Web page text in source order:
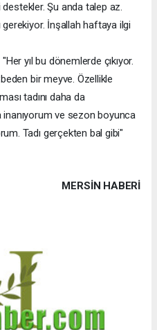
Şu anda talep az.
İnşallah haftaya ilgi
yıl bu dönemlerde çıkıyor.
bir meyve. Özellikle
tadını daha da
inanıyorum ve sezon boyunca
Tadı gerçekten bal gibi"
MERSIN HABERİ